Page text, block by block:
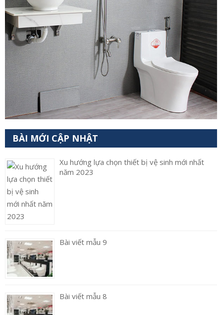
BÀI MỚI CẬP NHẬT
Xu hướng lựa chọn thiết bị vệ sinh mới nhất
năm 2023
Bài viết mẫu 9
Bài viết mẫu 8